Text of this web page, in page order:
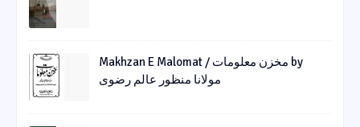
Makhzan E Malomat / مخزن معلومات by
مولانا منظور عالم رضوی